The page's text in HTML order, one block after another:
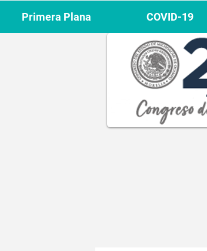
Primera Plana COVID-19